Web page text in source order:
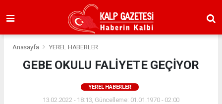
Anasayfa YEREL HABERLER
GEBE OKULU FALİYETE GEÇİYOR
YEREL HABERLER
13.02.2022 - 18:13, Güncelleme: 01.01.1970 - 02:00